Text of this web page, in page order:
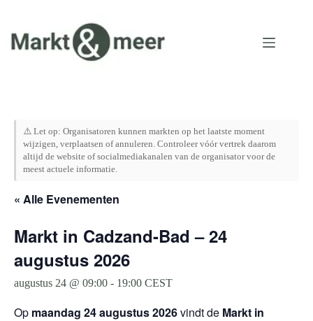
inhoud
⚠️ Let op: Organisatoren kunnen markten op het laatste moment
wijzigen, verplaatsen of annuleren. Controleer vóór vertrek daarom
altijd de website of socialmediakanalen van de organisator voor de
meest actuele informatie.
« Alle Evenementen
Markt in Cadzand-Bad – 24
augustus 2026
augustus 24 @ 09:00 - 19:00 CEST
Op maandag 24 augustus 2026vindt de Markt in